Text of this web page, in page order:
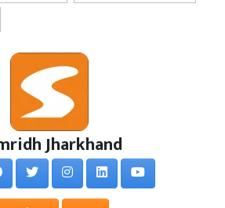
Jharkhand